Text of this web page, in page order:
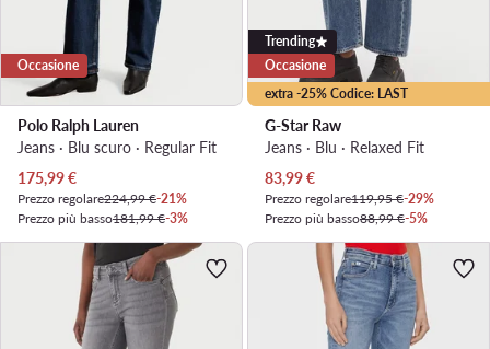
Occasione
Polo Ralph Lauren
Jeans · Blu scuro · Regular Fit
Prezzo attuale
175,99€
Prezzo regolare224,99 €-21%
Prezzo più basso181,99 €-3%
extra -25% Codice: LAST
Trending
Occasione
G-Star Raw
Jeans · Blu · Relaxed Fit
Prezzo attuale
83,99€
Prezzo regolare119,95 €-29%
Prezzo più basso88,99 €-5%